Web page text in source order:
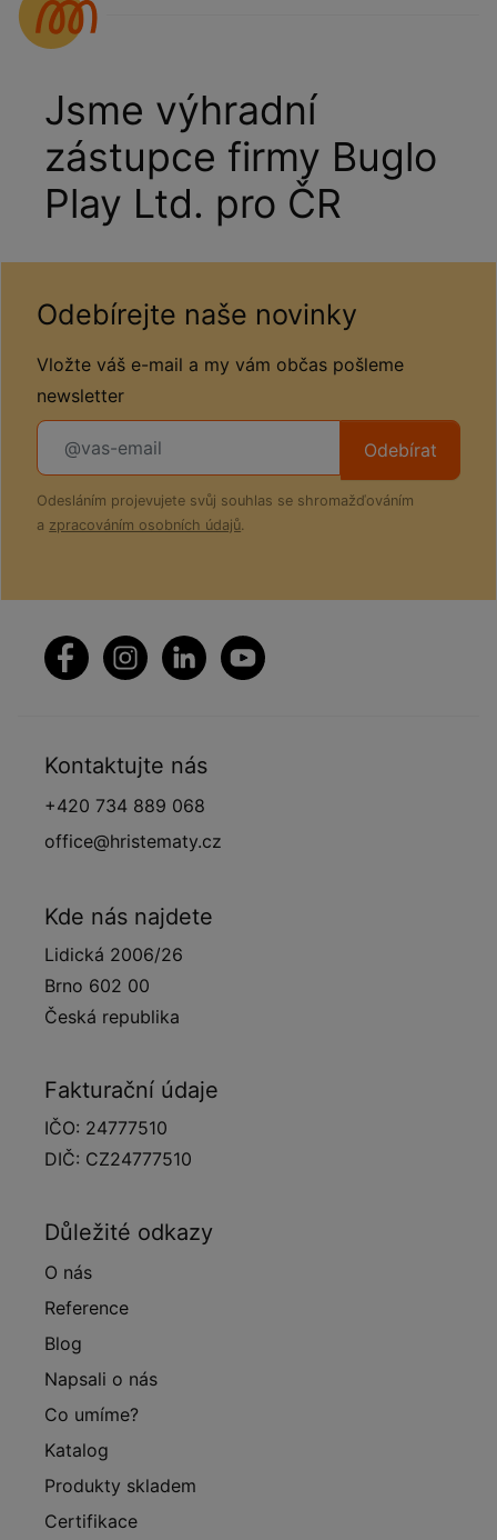
Jsme výhradní
zástupce firmy Buglo
Play Ltd. pro ČR
Odebírejte naše novinky
Vložte váš e-mail a my vám občas pošleme
newsletter
Odebírat
Odesláním projevujete svůj souhlas se shromažďováním
a zpracováním osobních údajů.
Kontaktujte nás
+420 734 889 068
office@hristematy.cz
Kde nás najdete
Lidická 2006/26
Brno 602 00
Česká republika
Fakturační údaje
IČO: 24777510
DIČ: CZ24777510
Důležité odkazy
O nás
Reference
Blog
Napsali o nás
Co umíme?
Katalog
Produkty skladem
Certifikace